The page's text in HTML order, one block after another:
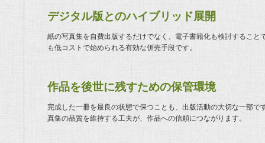
デジタル版とのハイブリッド展開
紙の写真集を自費出版するだけでなく、電子書籍化も検討するこ
も低コストで始められる有効な併売手段です。
作品を後世に残すための保管環境
完成した一冊を最良の状態で保つことも、出版活動の大切な一部
真集の品質を維持する工夫が、作品への信頼につながります。